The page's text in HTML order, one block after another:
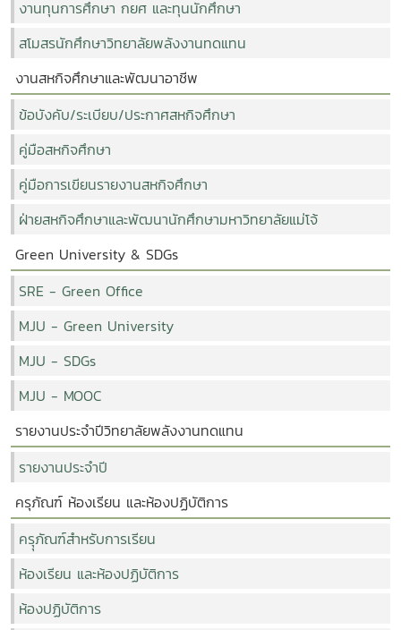
งานทุนการศึกษา กยศ และทุนนักศึกษา
สโมสรนักศึกษาวิทยาลัยพลังงานทดแทน
งานสหกิจศึกษาและพัฒนาอาชีพ
ข้อบังคับ/ระเบียบ/ประกาศสหกิจศึกษา
คู่มือสหกิจศึกษา
คู่มือการเขียนรายงานสหกิจศึกษา
ฝ่ายสหกิจศึกษาและพัฒนานักศึกษามหาวิทยาลัยแม่โจ้
Green University & SDGs
SRE - Green Office
MJU - Green University
MJU - SDGs
MJU - MOOC
รายงานประจำปีวิทยาลัยพลังงานทดแทน
รายงานประจำปี
ครุภัณฑ์ ห้องเรียน และห้องปฏิบัติการ
ครุุภัณฑ์สำหรับการเรียน
ห้องเรียน และห้องปฏิบัติการ
ห้องปฏิบัติการ